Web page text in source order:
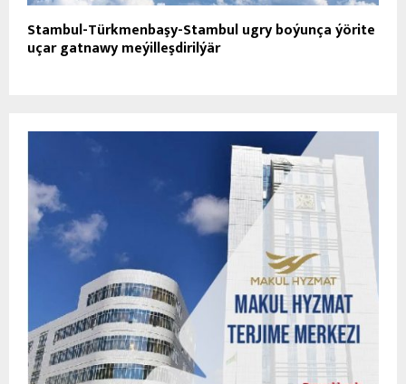
Stambul-Türkmenbaşy-Stambul ugry boýunça ýörite
uçar gatnawy meýilleşdirilýär